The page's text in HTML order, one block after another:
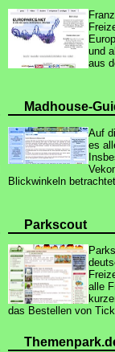
und
aus
Madhouse-
Auf
es
Blickwinkeln
Parkscout
alle
das Bestellen von